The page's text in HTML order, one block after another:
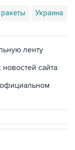
сайта